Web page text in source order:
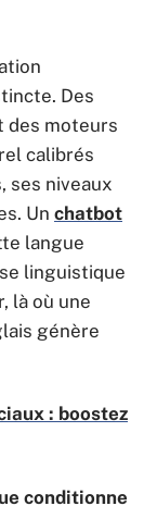
Des
des moteurs
calibrés
ses niveaux
Un chatbot
langue
linguistique
là où une
génère
: boostez
conditionne